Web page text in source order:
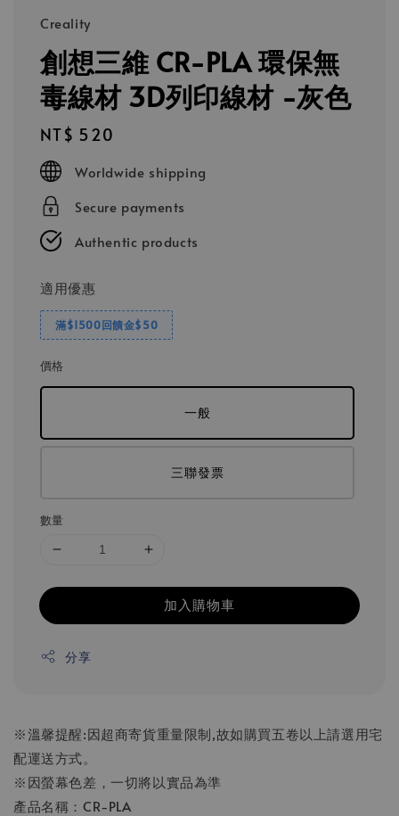
Creality
創想三維 CR-PLA 環保無
毒線材 3D列印線材 -灰色
Regular
price
NT$ 520
Worldwide shipping
Secure payments
Authentic products
適用優惠
滿$1500回饋金$50
價格
一般
三聯發票
數量
加入購物車
分享
※溫馨提醒:因超商寄貨重量限制,故如購買五卷以上請選用宅
配運送方式。
※因螢幕色差，一切將以實品為準
產品名稱：CR-PLA